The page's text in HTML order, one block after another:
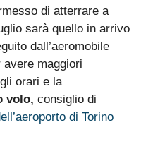
di atterrare a
sarà quello in arrivo
dall’aeromobile
avere maggiori
orari e la
volo, consiglio di
di Torino